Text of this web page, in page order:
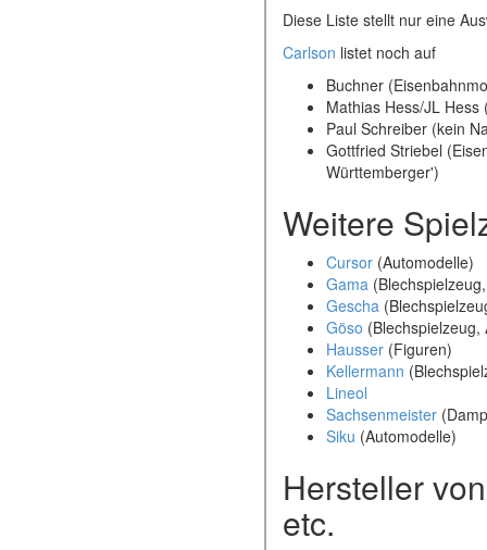
Diese Liste stellt nur eine
Carlson listet noch auf
Buchner
Mathias Hess/JL
Paul Schreiber (kein
Gottfried Striebel
Württemberger')
Weitere
Cursor (Automodelle)
Gama
Gescha
Göso (Blechspielzeug,
Hausser (Figuren)
Kellermann
Lineol
Sachsenmeister
Siku (Automodelle)
Hersteller
etc.